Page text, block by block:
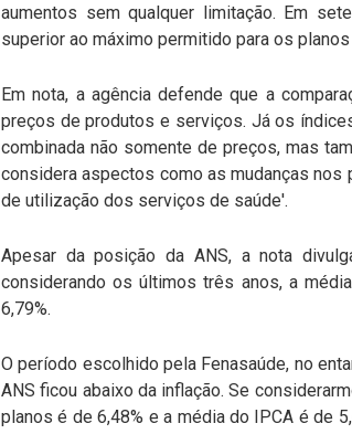
aumentos sem qualquer limitação. Em
superior ao máximo permitido para os
Em nota, a agência defende que a
preços de produtos e serviços. Já os
combinada não somente de preços, mas
considera aspectos como as mudanças
de utilização dos serviços de saúde'.
Apesar da posição da ANS, a nota
considerando os últimos três anos, a
6,79%.
O período escolhido pela Fenasaúde, no
ANS ficou abaixo da inflação. Se
planos é de 6,48% e a média do IPCA é de